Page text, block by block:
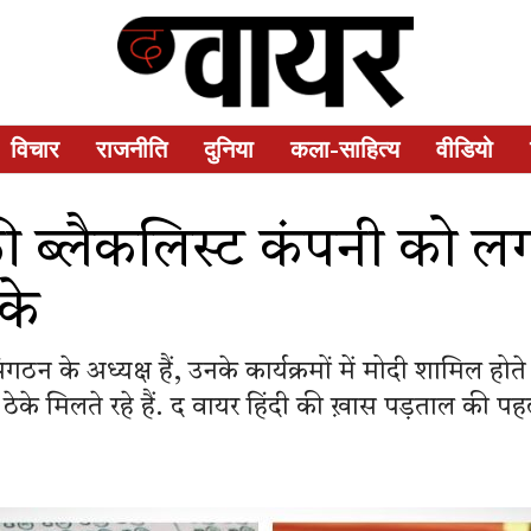
विचार राजनीति दुनिया कला-साहित्य वीडियो
ब्लैकलिस्ट कंपनी को
के अध्यक्ष हैं, उनके कार्यक्रमों में मोदी शामिल
मिलते रहे हैं. द वायर हिंदी की ख़ास पड़ताल की